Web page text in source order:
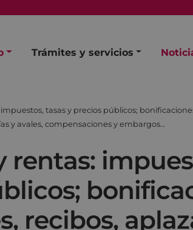
Trámites y servicios
impuestos, tasas y precios públicos;
y avales, compensaciones y embargos…
rentas:
recibos,